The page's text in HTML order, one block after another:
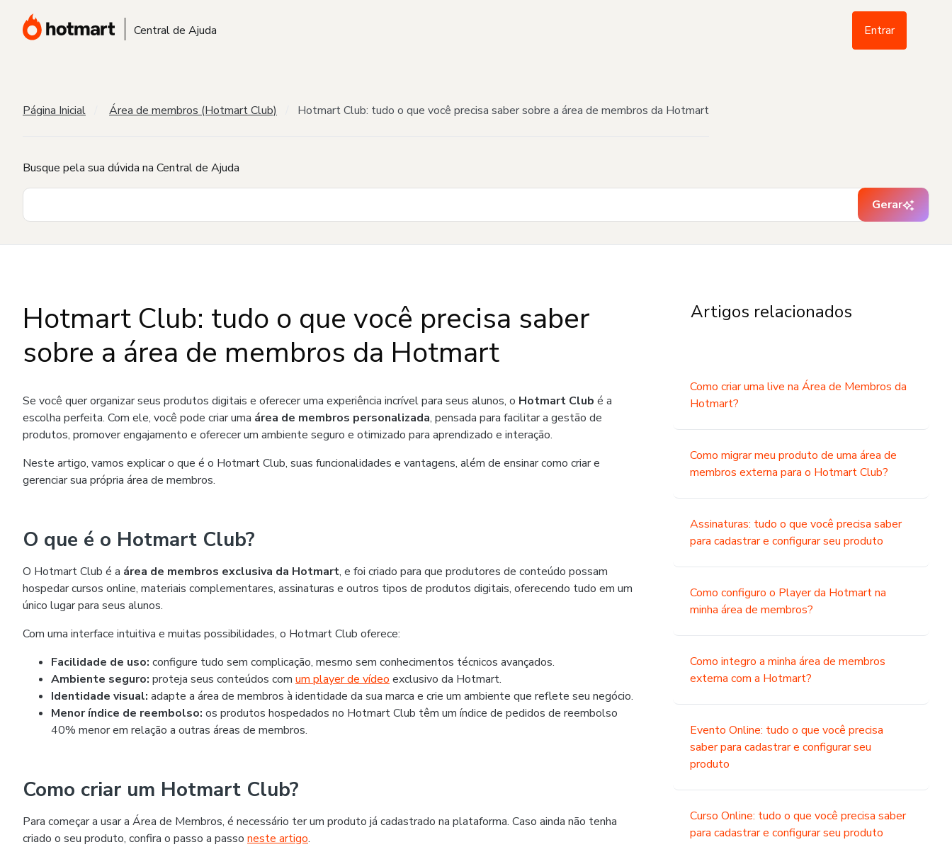
Central de Ajuda Entrar
Página Inicial Área de membros (Hotmart Club) Hotmart Club: tudo o que você precisa saber sobre a área de membros da Hotmart
Busque pela sua dúvida na Central de Ajuda
Gerar
Hotmart Club: tudo o que você precisa saber
sobre a área de membros da Hotmart
Se você quer organizar seus produtos digitais e oferecer uma experiência incrível para seus alunos, o Hotmart Club é a
escolha perfeita. Com ele, você pode criar uma área de membros personalizada, pensada para facilitar a gestão de
produtos, promover engajamento e oferecer um ambiente seguro e otimizado para aprendizado e interação.
Neste artigo, vamos explicar o que é o Hotmart Club, suas funcionalidades e vantagens, além de ensinar como criar e
gerenciar sua própria área de membros.
O que é o Hotmart Club?
O Hotmart Club é a área de membros exclusiva da Hotmart, e foi criado para que produtores de conteúdo possam
hospedar cursos online, materiais complementares, assinaturas e outros tipos de produtos digitais, oferecendo tudo em um
único lugar para seus alunos.
Com uma interface intuitiva e muitas possibilidades, o Hotmart Club oferece:
Facilidade de uso: configure tudo sem complicação, mesmo sem conhecimentos técnicos avançados.
Ambiente seguro: proteja seus conteúdos com um player de vídeo exclusivo da Hotmart.
Identidade visual: adapte a área de membros à identidade da sua marca e crie um ambiente que reflete seu negócio.
Menor índice de reembolso: os produtos hospedados no Hotmart Club têm um índice de pedidos de reembolso
40% menor em relação a outras áreas de membros.
Como criar um Hotmart Club?
Para começar a usar a Área de Membros, é necessário ter um produto já cadastrado na plataforma. Caso ainda não tenha
criado o seu produto, confira o passo a passo neste artigo.
Artigos relacionados
Como criar uma live na Área de Membros da
Hotmart?
Como migrar meu produto de uma área de
membros externa para o Hotmart Club?
Assinaturas: tudo o que você precisa saber
para cadastrar e configurar seu produto
Como configuro o Player da Hotmart na
minha área de membros?
Como integro a minha área de membros
externa com a Hotmart?
Evento Online: tudo o que você precisa
saber para cadastrar e configurar seu
produto
Curso Online: tudo o que você precisa saber
para cadastrar e configurar seu produto